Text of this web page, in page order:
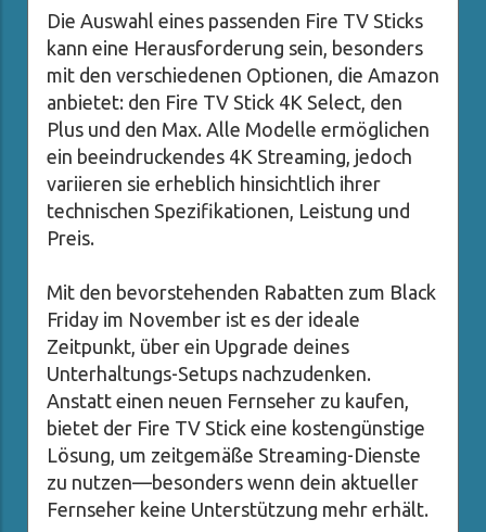
Die Auswahl eines passenden Fire TV Sticks
kann eine Herausforderung sein, besonders
mit den verschiedenen Optionen, die Amazon
anbietet: den Fire TV Stick 4K Select, den
Plus und den Max. Alle Modelle ermöglichen
ein beeindruckendes 4K Streaming, jedoch
variieren sie erheblich hinsichtlich ihrer
technischen Spezifikationen, Leistung und
Preis.
Mit den bevorstehenden Rabatten zum Black
Friday im November ist es der ideale
Zeitpunkt, über ein Upgrade deines
Unterhaltungs-Setups nachzudenken.
Anstatt einen neuen Fernseher zu kaufen,
bietet der Fire TV Stick eine kostengünstige
Lösung, um zeitgemäße Streaming-Dienste
zu nutzen—besonders wenn dein aktueller
Fernseher keine Unterstützung mehr erhält.